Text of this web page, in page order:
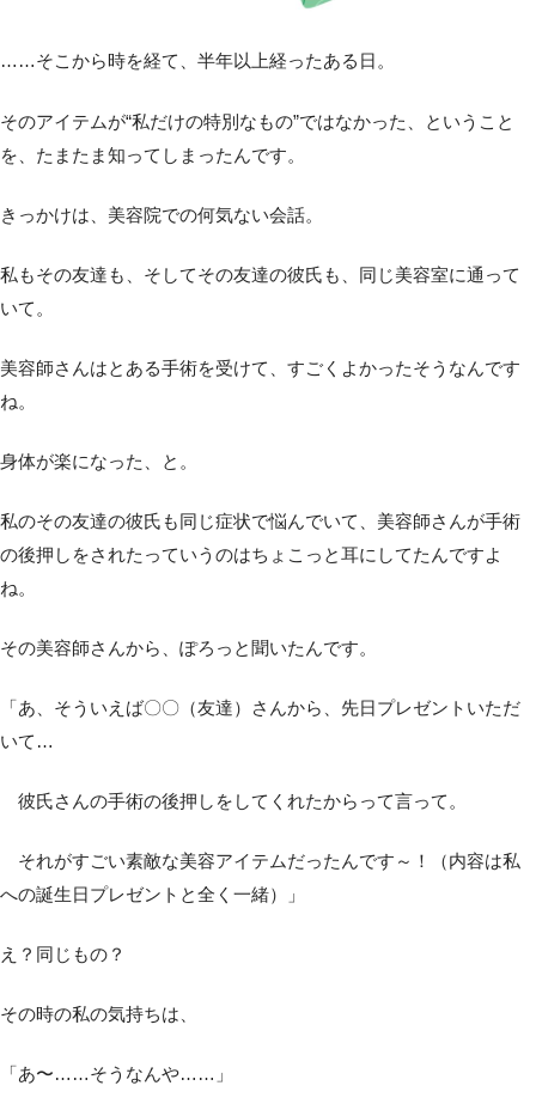
……そこから時を経て、半年以上経ったある日。
そのアイテムが“私だけの特別なもの”ではなかった、ということ
を、たまたま知ってしまったんです。
きっかけは、美容院での何気ない会話。
私もその友達も、そしてその友達の彼氏も、同じ美容室に通って
いて。
美容師さんはとある手術を受けて、すごくよかったそうなんです
ね。
身体が楽になった、と。
私のその友達の彼氏も同じ症状で悩んでいて、美容師さんが手術
の後押しをされたっていうのはちょこっと耳にしてたんですよ
ね。
その美容師さんから、ぽろっと聞いたんです。
「あ、そういえば〇〇（友達）さんから、先日プレゼントいただ
いて…
彼氏さんの手術の後押しをしてくれたからって言って。
それがすごい素敵な美容アイテムだったんです～！（内容は私
への誕生日プレゼントと全く一緒）」
え？同じもの？
その時の私の気持ちは、
「あ〜……そうなんや……」